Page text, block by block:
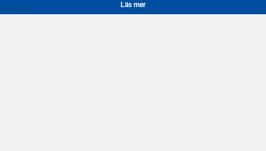
Läs mer